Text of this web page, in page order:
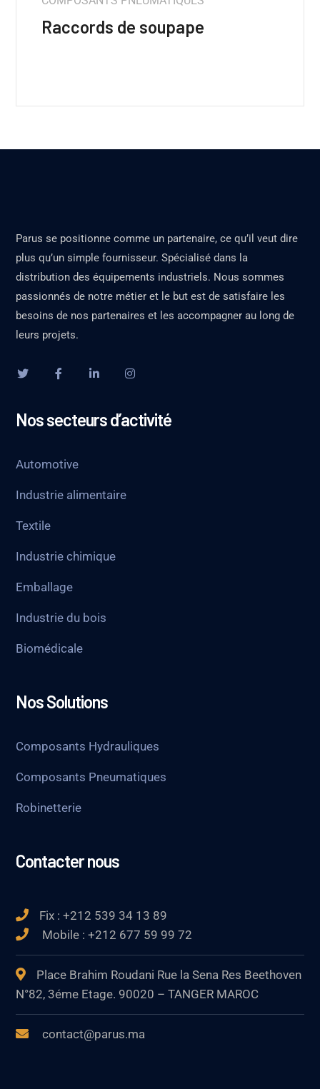
Raccords de soupape
Parus se positionne comme un partenaire, ce qu’il veut dire
plus qu’un simple fournisseur. Spécialisé dans la
distribution des équipements industriels. Nous sommes
passionnés de notre métier et le but est de satisfaire les
besoins de nos partenaires et les accompagner au long de
leurs projets.
Nos secteurs d’activité
Automotive
Industrie alimentaire
Textile
Industrie chimique
Emballage
Industrie du bois
Biomédicale
Nos Solutions
Composants Hydrauliques
Composants Pneumatiques
Robinetterie
Contacter nous
Fix : +212 539 34 13 89
Mobile : +212 677 59 99 72
Place Brahim Roudani Rue la Sena Res Beethoven
N°82, 3éme Etage. 90020 – TANGER MAROC
contact@parus.ma